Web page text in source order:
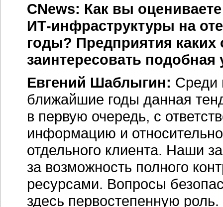
CNews: Как вы
ИТ-инфраструктуры на
годы? Предприятия
заинтересовать подобная
Евгений Шаблыгин: Среди
ближайшие годы данная
в первую очередь, с
информацию и
отдельного клиента. Наши
за возможность полного
ресурсами. Вопросы
здесь первостепенную